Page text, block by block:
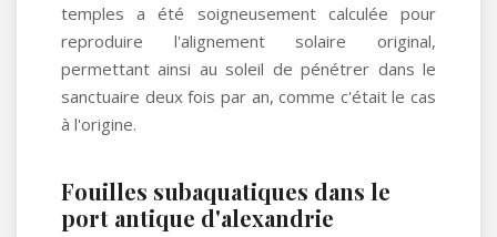
temples a été soigneusement calculée pour
reproduire l'alignement solaire original,
permettant ainsi au soleil de pénétrer dans le
sanctuaire deux fois par an, comme c'était le cas
à l'origine.
Fouilles subaquatiques dans le
port antique d'alexandrie